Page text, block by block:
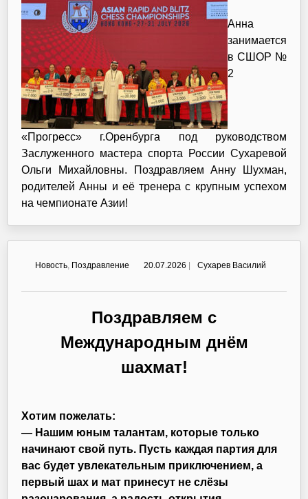
Анна
занимается
в СШОР №
2
«Прогресс» г.Оренбурга под руководством
Заслуженного мастера спорта России Сухаревой
Ольги Михайловны. Поздравляем Анну Шухман,
родителей Анны и её тренера с крупным успехом
на чемпионате Азии!
Новость, Поздравление 20.07.2026 | Сухарев Василий
Поздравляем с
Международным днём
шахмат!
Хотим пожелать:
— Нашим юным талантам, которые только
начинают свой путь. Пусть каждая партия для
вас будет увлекательным приключением, а
первый шах и мат принесут не слёзы